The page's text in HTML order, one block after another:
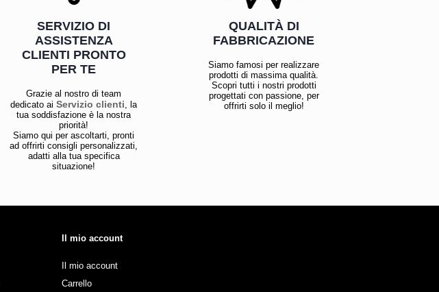
SERVIZIO DI
ASSISTENZA
CLIENTI PRONTO
PER TE
Grazie al nostro di team
dedicato aiServizio clienti , la
tua soddisfazione è la nostra
priorità!
Siamo qui per ascoltarti, pronti
ad offrirti consigli personalizzati,
adatti alla tua specifica
situazione!
QUALITÀ DI
FABBRICAZIONE
Siamo famosi per realizzare
prodotti di massima qualità.
Scopri tutti i nostri prodotti
progettati con passione, per
offrirti solo il meglio!
Il mio account
Il mio account
Carrello